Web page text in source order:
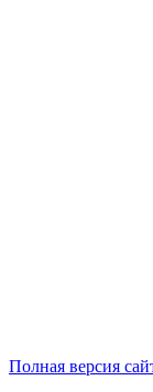
Полная версия